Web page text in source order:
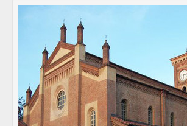
BÉNÉVOLES
CONTACTS
PRESS
Notification lors de la collecte